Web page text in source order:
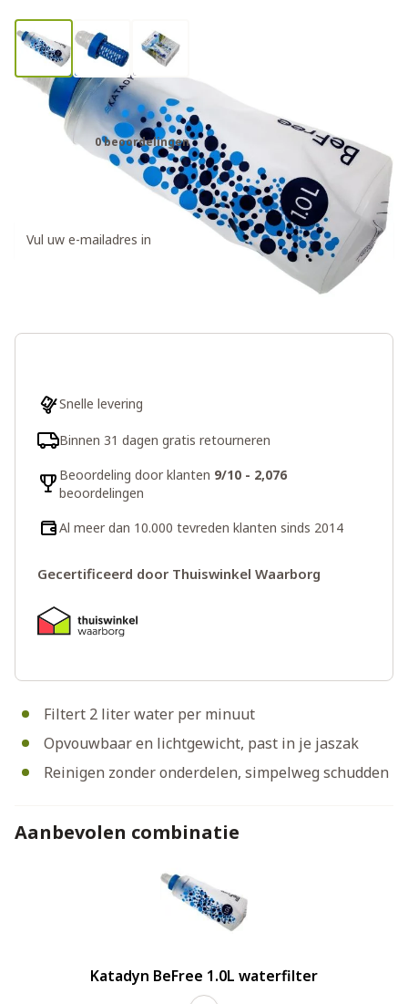
Katadyn BeFree 1.0L waterfilter
0 beoordelingen
Ontvang een weer op voorraad notificatie
Filtert 2 liter water per minuut
Opvouwbaar en lichtgewicht, past in je jaszak
Reinigen zonder onderdelen, simpelweg schudden
Snelle levering
Binnen 31 dagen gratis retourneren
Beoordeling door klanten 9/10 - 2,076
beoordelingen
Al meer dan 10.000 tevreden klanten sinds 2014
Gecertificeerd door Thuiswinkel Waarborg
Aanbevolen combinatie
Katadyn BeFree 1.0L waterfilter